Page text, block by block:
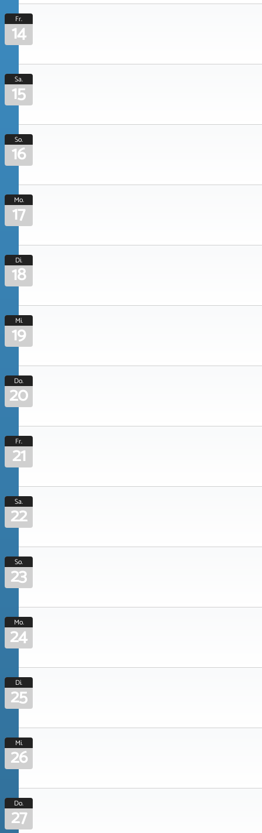
Fr.
14
Sa.
15
So.
16
Mo.
17
Di.
18
Mi.
19
Do.
20
Fr.
21
Sa.
22
So.
23
Mo.
24
Di.
25
Mi.
26
Do.
27